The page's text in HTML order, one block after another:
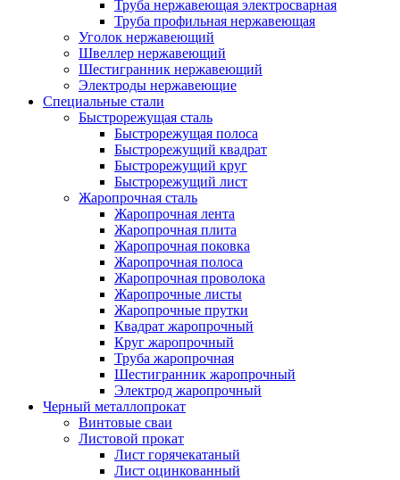
Труба нержавеющая электросварная
Труба профильная нержавеющая
Уголок нержавеющий
Швеллер нержавеющий
Шестигранник нержавеющий
Электроды нержавеющие
Специальные стали
Быстрорежущая сталь
Быстрорежущая полоса
Быстрорежущий квадрат
Быстрорежущий круг
Быстрорежущий лист
Жаропрочная сталь
Жаропрочная лента
Жаропрочная плита
Жаропрочная поковка
Жаропрочная полоса
Жаропрочная проволока
Жаропрочные листы
Жаропрочные прутки
Квадрат жаропрочный
Круг жаропрочный
Труба жаропрочная
Шестигранник жаропрочный
Электрод жаропрочный
Черный металлопрокат
Винтовые сваи
Листовой прокат
Лист горячекатаный
Лист оцинкованный